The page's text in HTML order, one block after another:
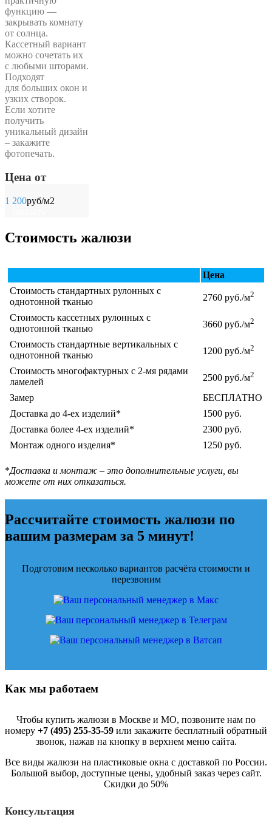
функцию —
закрывать комнату
от солнца.
Кассетный вариант
можно сочетать их
с любыми шторами.
Подходят
для больших окон и
узких створок.
Если хотите
получить
уникальный дизайн
– закажите
фотопечать.
Цена от
1 200руб/м2
Стоимость жалюзи
Цена
Стоимость стандартных рулонных с
однотонной тканью
2760 руб./м2
Стоимость кассетных рулонных с
однотонной тканью
3660 руб./м2
Стоимость стандартные вертикальных с
однотонной тканью
1200 руб./м2
Стоимость многофактурных с 2-мя рядами
ламелей
2500 руб./м2
Замер
БЕСПЛАТНО
Доставка до 4-ех изделий*
1500 руб.
Доставка более 4-ех изделий*
2300 руб.
Монтаж одного изделия*
1250 руб.
*Доставка и монтаж – это дополнительные услуги, вы
можете от них отказаться.
Рассчитайте стоимость жалюзи по
вашим размерам за 5 минут!
Подготовим несколько вариантов расчёта стоимости и
перезвоним
Как мы работаем
Чтобы купить жалюзи в Москве и МО, позвоните нам по
номеру +7 (495) 255-35-59 или закажите бесплатный обратный
звонок, нажав на кнопку в верхнем меню сайта.
Все виды жалюзи на пластиковые окна с доставкой по России.
Большой выбор, доступные цены, удобный заказ через сайт.
Скидки до 50%
Консультация